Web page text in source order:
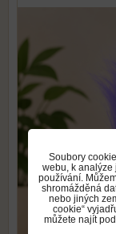
Soubory
webu, k
používání.
shromážděná
nebo jiných
cookie“
můžete najít